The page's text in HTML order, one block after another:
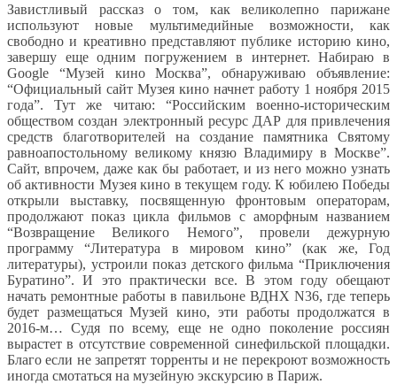
Завистливый рассказ о том, как великолепно парижане
используют новые мультимедийные возможности, как
свободно и креативно представляют публике историю кино,
завершу еще одним погружением в интернет. Набираю в
Google “Музей кино Москва”, обнаруживаю объявление:
“Официальный сайт Музея кино начнет работу 1 ноября 2015
года”. Тут же читаю: “Российским военно-историческим
обществом создан электронный ресурс ДАР для привлечения
средств благотворителей на создание памятника Святому
равноапостольному великому князю Владимиру в Москве”.
Сайт, впрочем, даже как бы работает, и из него можно узнать
об активности Музея кино в текущем году. К юбилею Победы
открыли выставку, посвященную фронтовым операторам,
продолжают показ цикла фильмов с аморфным названием
“Возвращение Великого Немого”, провели дежурную
программу “Литература в мировом кино” (как же, Год
литературы), устроили показ детского фильма “Приключения
Буратино”. И это практически все. В этом году обещают
начать ремонтные работы в павильоне ВДНХ N36, где теперь
будет размещаться Музей кино, эти работы продолжатся в
2016-м… Судя по всему, еще не одно поколение россиян
вырастет в отсутствие современной синефильской площадки.
Благо если не запретят торренты и не перекроют возможность
иногда смотаться на музейную экскурсию в Париж.